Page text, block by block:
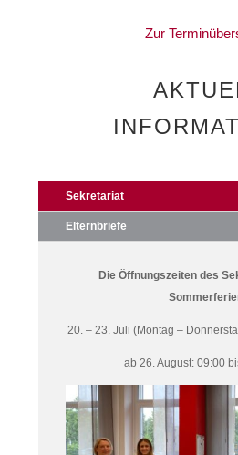
Zur
Sekretariat
Elternbriefe
Die Öffnungszeiten des
20. – 23. Juli (Montag –
ab 26. August: 09:00